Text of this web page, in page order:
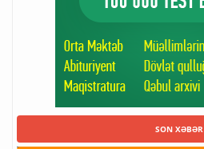
SON XƏBƏR